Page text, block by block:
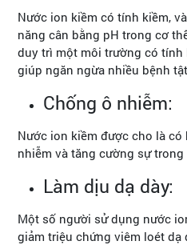
Nước ion kiềm có tính kiềm,
năng cân bằng pH trong cơ
duy trì một môi trường có
giúp ngăn ngừa nhiều bệnh
Chống ô nhiễm:
Nước ion kiềm được cho là
nhiễm và tăng cường sự
Làm dịu dạ dày:
Một số người sử dụng nước
giảm triệu chứng viêm loét dạ